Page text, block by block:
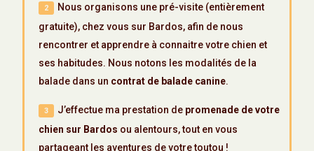
Nous organisons une pré-visite (entièrement
gratuite), chez vous sur Bardos, afin de nous
rencontrer et apprendre à connaitre votre chien et
ses habitudes. Nous notons les modalités de la
balade dans un contrat de balade canine.
J’effectue ma prestation de promenade de votre
chien sur Bardos ou alentours, tout en vous
partageant les aventures de votre toutou !